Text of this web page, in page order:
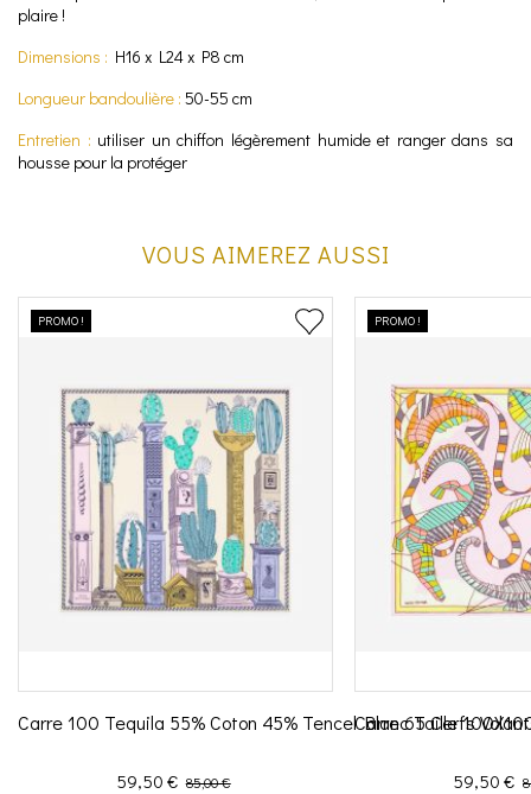
plaire !
Dimensions : H16 x L24 x P8 cm
Longueur bandoulière : 50-55 cm
Entretien : utiliser un chiffon légèrement humide et ranger dans sa
housse pour la protéger
VOUS AIMEREZ AUSSI
PROMO !
Carre 100 Tequila 55% Coton 45% Tencel Blanc Taille
Prix
59,50 € Prix de base
85,00 €
PROMO !
Carre 65 Cerfs
Prix
59,50 €